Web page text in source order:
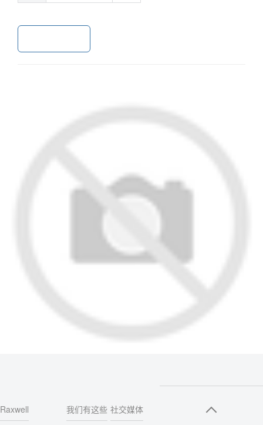
Raxwell 我们有这些 社交媒体